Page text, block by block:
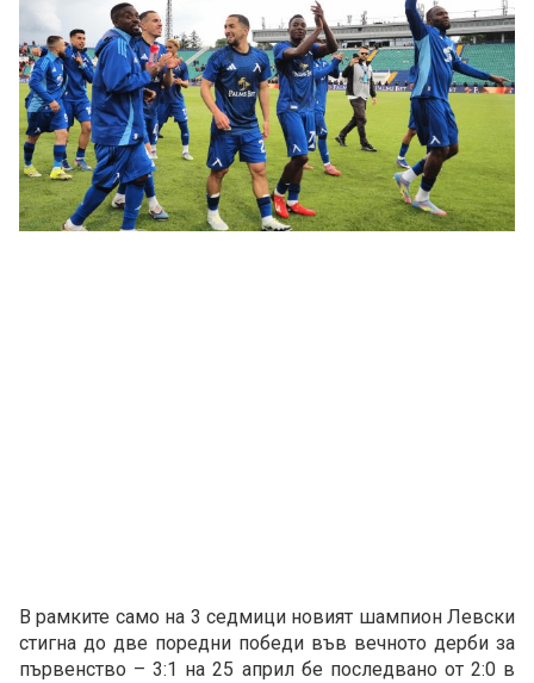
В рамките само на 3 седмици новият шампион Левски
стигна до две поредни победи във вечното дерби за
първенство – 3:1 на 25 април бе последвано от 2:0 в